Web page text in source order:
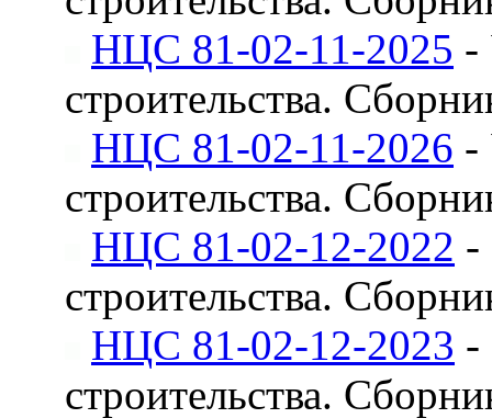
НЦС 81-02-11-2025 -
строительства.
НЦС 81-02-11-2026 -
строительства.
НЦС 81-02-12-2022 -
строительства.
НЦС 81-02-12-2023 -
строительства.